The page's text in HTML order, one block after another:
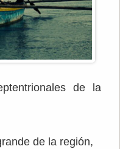
de la
de la región,